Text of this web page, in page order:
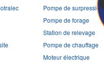
Pompe de surpression
Pompe de forage
Station de relevage
Pompe de chauffage
Moteur électrique